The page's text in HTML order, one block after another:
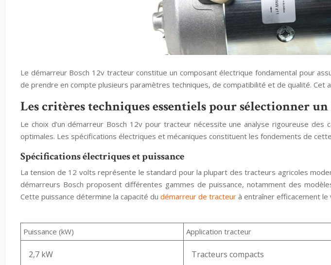
Le démarreur Bosch 12v tracteur constitue un composant électrique fondamental pour
de prendre en compte plusieurs paramètres techniques, de compatibilité et de qualité.
Les critères techniques essentiels pour sélectionner
Le choix d’un démarreur Bosch 12v pour tracteur nécessite une analyse rigoureuse
optimales. Les spécifications électriques et mécaniques constituent les fondements de
Spécifications électriques et puissance
La tension de 12 volts représente le standard pour la plupart des tracteurs agricoles
démarreurs Bosch proposent différentes gammes de puissance, notamment des
Cette puissance détermine la capacité du démarreur de tracteur à entraîner efficacement
Puissance (kW) Application tracteur
2,7 kW Tracteurs compacts